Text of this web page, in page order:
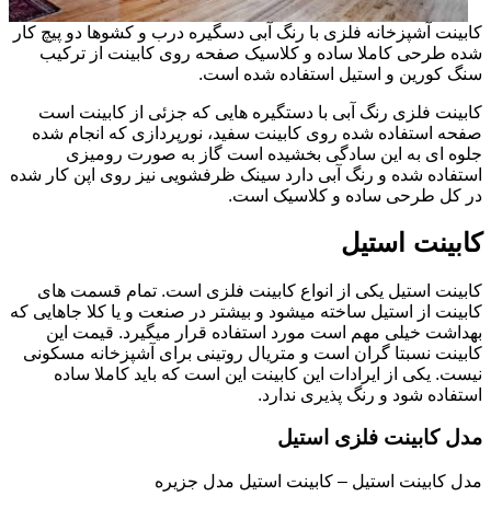
کابینت آشپزخانه فلزی با رنگ آبی دسگیره درب و کشوها دو پیچ کار
شده طرحی کاملا ساده و کلاسیک صفحه روی کابینت از ترکیب
سنگ کورین و استیل استفاده شده است.
کابینت فلزی رنگ آبی با دستگیره هایی که جزئی از کابینت است
صفحه استفاده شده روی کابینت سفید، نورپردازی که انجام شده
جلوه ای به این سادگی بخشیده است گاز به صورت رومیزی
استفاده شده و رنگ آبی دارد سینک ظرفشویی نیز روی اپن کار شده
در کل طرحی ساده و کلاسیک است.
کابینت استیل
کابینت استیل یکی از انواع کابینت فلزی است. تمام قسمت های
کابینت از استیل ساخته میشود و بیشتر در صنعت و یا کلا جاهایی که
بهداشت خیلی مهم است مورد استفاده قرار میگیرد. قیمت این
کابینت نسبتا گران است و متریال روتینی برای آشپزخانه مسکونی
نیست. یکی از ایرادات این کابینت این است که باید کاملا ساده
استفاده شود و رنگ پذیری ندارد.
مدل کابینت فلزی استیل
مدل کابینت استیل – کابینت استیل مدل جزیره